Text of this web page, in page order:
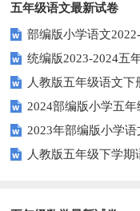
五年级语文最新试卷
部编版小学语文
年上期五年级期末试题
统编版2023-2024五
下册期中阶段调研卷
人教版五年级语文下
试题及参考答案
2024部编版小学五年
下学期期末测试卷
2023年部编版小学语
级下册期末模拟题
人教版五年级下学期